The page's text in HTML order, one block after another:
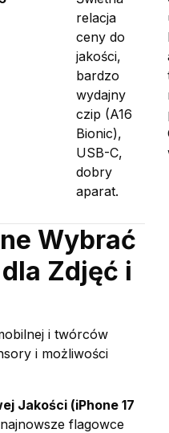
relacja
ceny do
jakości,
bardzo
wydajny
czip (A16
Bionic),
USB-C,
dobry
aparat.
Wybrać
Zdjęć i
i twórców
i możliwości
Jakości (iPhone 17
flagowce